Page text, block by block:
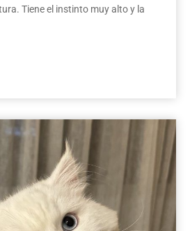
Tiene el instinto muy alto y la